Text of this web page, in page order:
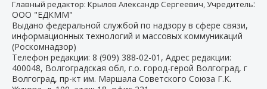
Главный редактор: Крылов Александр Сергеевич, Учредитель:
ООО "ЕДКММ"
Выдано федеральной службой по надзору в сфере связи,
информационных технологий и массовых коммуникаций
(Роскомнадзор)
Телефон редакции: 8 (909) 388-02-01 , Адрес редакции:
400048, Волгоградская обл, г.о. город-герой Волгоград, г
Волгоград, пр-кт им. Маршала Советского Союза Г.К.